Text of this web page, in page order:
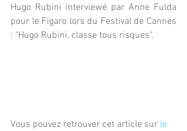
Hugo Rubini interviewé par Anne Fulda
pour le Figaro lors du Festival de Cannes
: "Hugo Rubini, classe tous risques".
Vous pouvez retrouver cet article sur le